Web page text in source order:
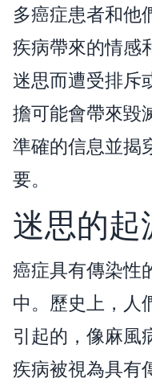
多癌症患者和他
疾病帶來的情感
迷思而遭受排斥
擔可能會帶來毀
準確的信息並揭
要。
迷思的起
癌症具有傳染性
中。歷史上，人
引起的，像麻風
疾病被視為具有